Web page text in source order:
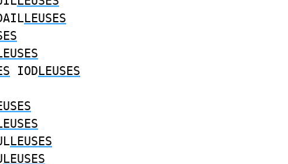
LEUSES
IODLEUSES
LEUSES
LEUSES